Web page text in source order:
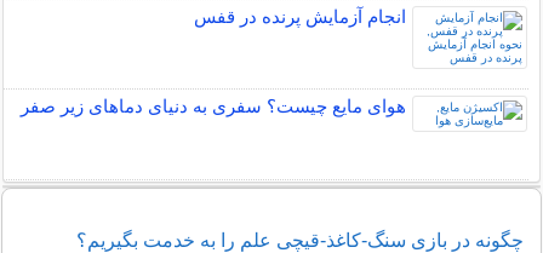
انجام آزمایش پرنده در قفس
هوای مایع چیست؟ سفری به دنیای دماهای زیر صفر
چگونه در بازی سنگ-کاغذ-قیچی علم را به خدمت بگیریم؟